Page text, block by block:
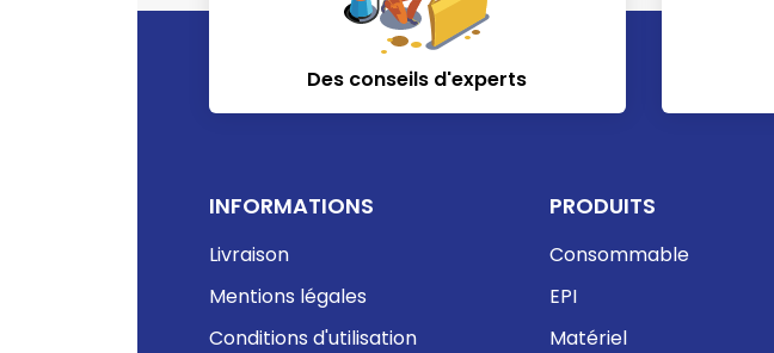
Des conseils d'experts
INFORMATIONS
Livraison
Mentions légales
Conditions d'utilisation
PRODUITS
Consommable
EPI
Matériel